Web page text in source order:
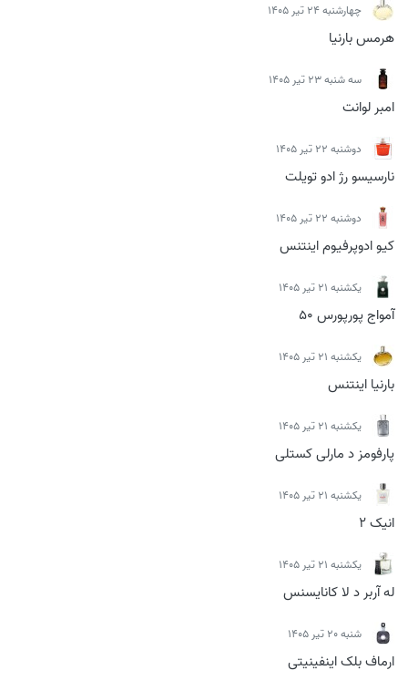
چهارشنبه 24 تیر 1405
هرمس بارنیا
سه شنبه 23 تیر 1405
امبر لوانت
دوشنبه 22 تیر 1405
نارسیسو رژ ادو تویلت
دوشنبه 22 تیر 1405
کیو ادوپرفیوم اینتنس
يكشنبه 21 تیر 1405
آمواج پورپورس 50
يكشنبه 21 تیر 1405
بارنیا اینتنس
يكشنبه 21 تیر 1405
پارفومز د مارلی کستلی
يكشنبه 21 تیر 1405
انیک 2
يكشنبه 21 تیر 1405
له آربر د لا کانایسنس
شنبه 20 تیر 1405
ارماف بلک اینفینیتی